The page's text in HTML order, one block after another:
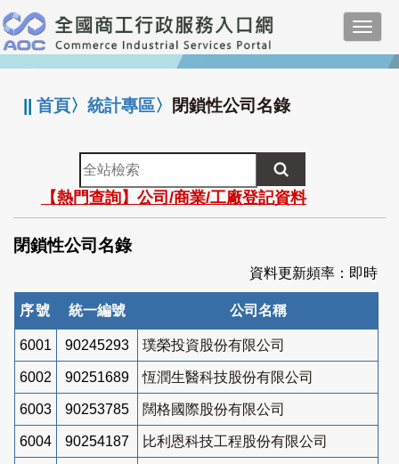
跳
到
主
要
:::
||首頁〉統計專區〉 閉鎖性公司名錄
全
站
檢
索
【熱門查詢】公司/商業/工廠登記資料
閉鎖性公司名錄
資料更新頻率：即時
序號 統一編號 公司名稱
6001 90245293 璞榮投資股份有限公司
6002 90251689 恆潤生醫科技股份有限公司
6003 90253785 闊格國際股份有限公司
6004 90254187 比利恩科技工程股份有限公司